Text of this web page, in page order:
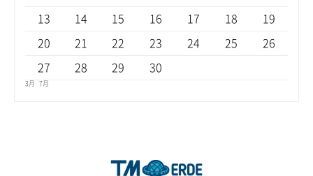
13 14 15 16 17 18 19
20 21 22 23 24 25 26
27 28 29 30
3月 7月